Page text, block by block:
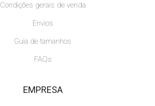
Condições gerais de venda
Envios
Guia de tamanhos
FAQs
EMPRESA